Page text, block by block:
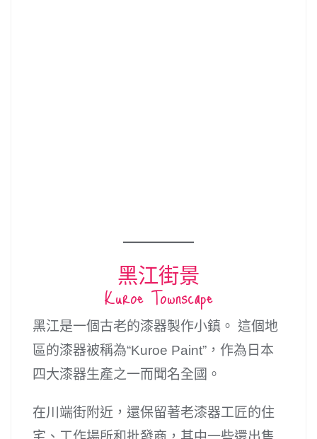
黑江街景
Kuroe Townscape
黑江是一個古老的漆器製作小鎮。 這個地
區的漆器被稱為“Kuroe Paint”，作為日本
四大漆器生產之一而聞名全國。
在川端街附近，還保留著老漆器工匠的住